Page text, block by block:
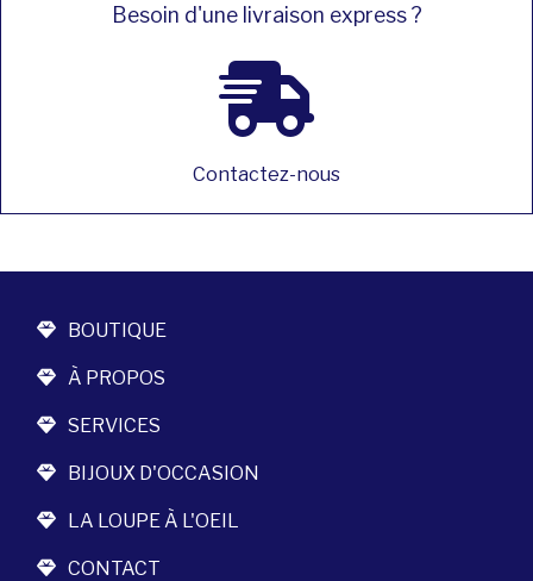
Besoin d'une livraison express ?
Contactez-nous
BOUTIQUE
À PROPOS
SERVICES
BIJOUX D'OCCASION
LA LOUPE À L'OEIL
CONTACT